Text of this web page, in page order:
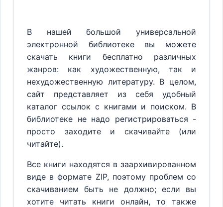
В нашей большой универсальной
электронной библиотеке вы можете
скачать книги бесплатно различных
жанров: как художественную, так и
нехудожественную литературу. В целом,
сайт представляет из себя удобный
каталог ссылок с книгами и поиском. В
библиотеке не надо регистрироваться -
просто заходите и скачивайте (или
читайте).
Все книги находятся в заархивированном
виде в формате ZIP, поэтому проблем со
скачиванием быть не должно; если вы
хотите читать книги онлайн, то также